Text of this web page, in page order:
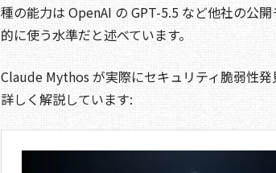
種の能力は OpenAI の GPT-5.5 など他社の公
的に使う水準だと述べています。
Claude Mythos が実際にセキュリティ脆弱性
詳しく解説しています: